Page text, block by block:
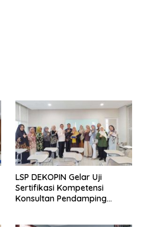
LSP DEKOPIN Gelar Uji
Sertifikasi Kompetensi
Konsultan Pendamping